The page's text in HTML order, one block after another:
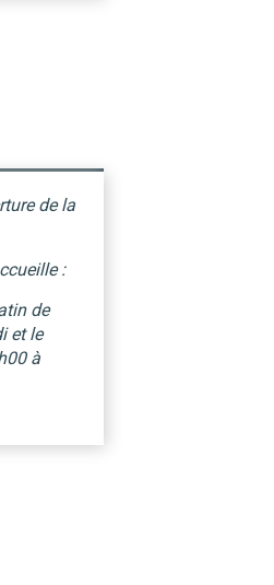
de la
:
de
et le
à